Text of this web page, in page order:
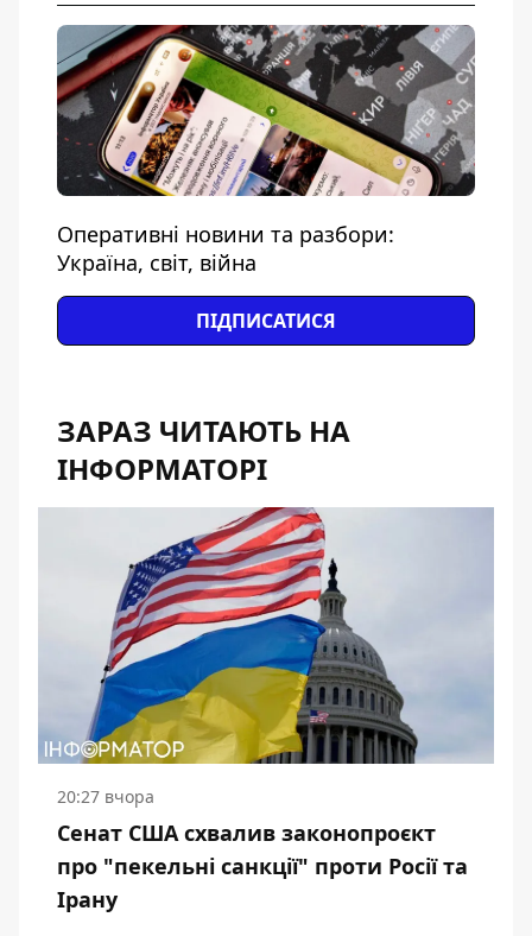
Оперативні новини та разбори:
Україна, світ, війна
ПІДПИСАТИСЯ
ЗАРАЗ ЧИТАЮТЬ НА
ІНФОРМАТОРІ
20:27 вчора
Сенат США схвалив законопроєкт
про "пекельні санкції" проти Росії та
Ірану